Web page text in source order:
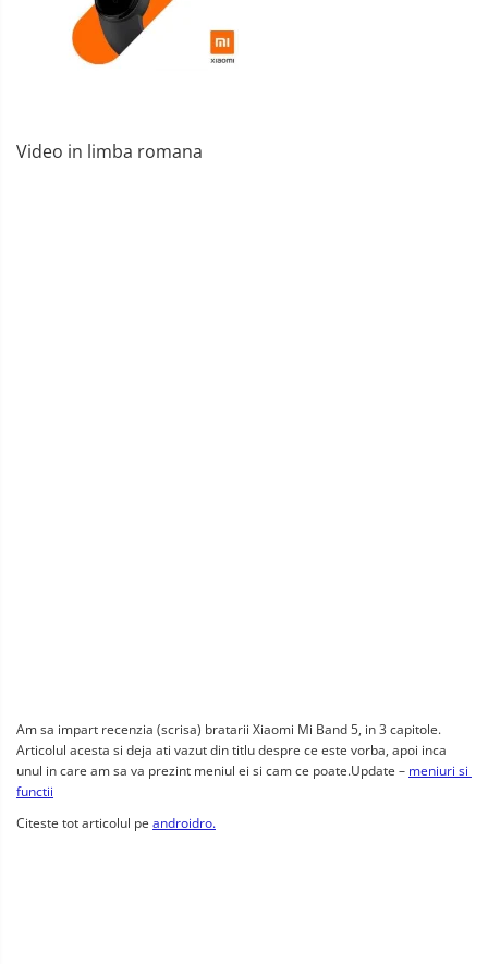
Video in limba romana
Am sa impart recenzia (scrisa) bratarii Xiaomi Mi Band 5, in 3 capitole.
Articolul acesta si deja ati vazut din titlu despre ce este vorba, apoi inca
unul in care am sa va prezint meniul ei si cam ce poate.Update – meniuri si
functii
Citeste tot articolul pe androidro.